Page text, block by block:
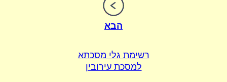
הבא
רשימת גלי מסכתא
למסכת עירובין